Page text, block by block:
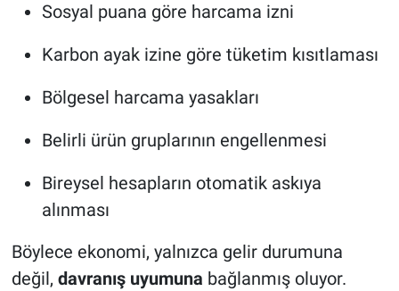
Sosyal puana göre harcama izni
Karbon ayak izine göre tüketim kısıtlaması
Bölgesel harcama yasakları
Belirli ürün gruplarının engellenmesi
Bireysel hesapların otomatik askıya
alınması
Böylece ekonomi, yalnızca gelir durumuna
değil, davranış uyumuna bağlanmış oluyor.